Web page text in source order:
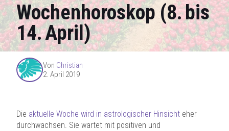
Wochenhoroskop (8. bis
14. April)
Von Christian
2. April 2019
Die aktuelle Woche wird in astrologischer Hinsicht eher
durchwachsen. Sie wartet mit positiven und